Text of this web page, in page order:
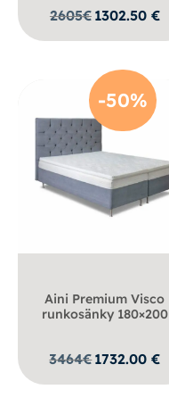
2605€ 1302.50 €
-50%
Aini Premium Visco
runkosänky 180×200
3464€1732.00€